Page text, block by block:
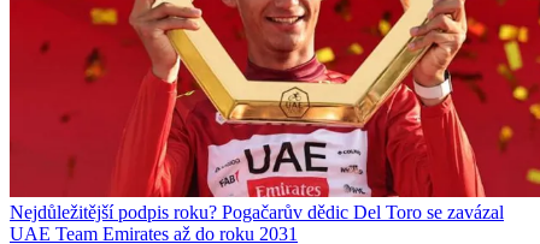
Nejdůležitější podpis roku? Pogačarův dědic Del Toro se zavázal
UAE Team Emirates až do roku 2031